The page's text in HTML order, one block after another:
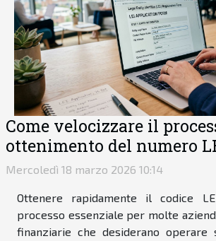
Come velocizzare il
ottenimento del numero
Mercoledì 18 marzo 2026 10:14
Ottenere rapidamente il codice
processo essenziale per molte
finanziarie che desiderano operare